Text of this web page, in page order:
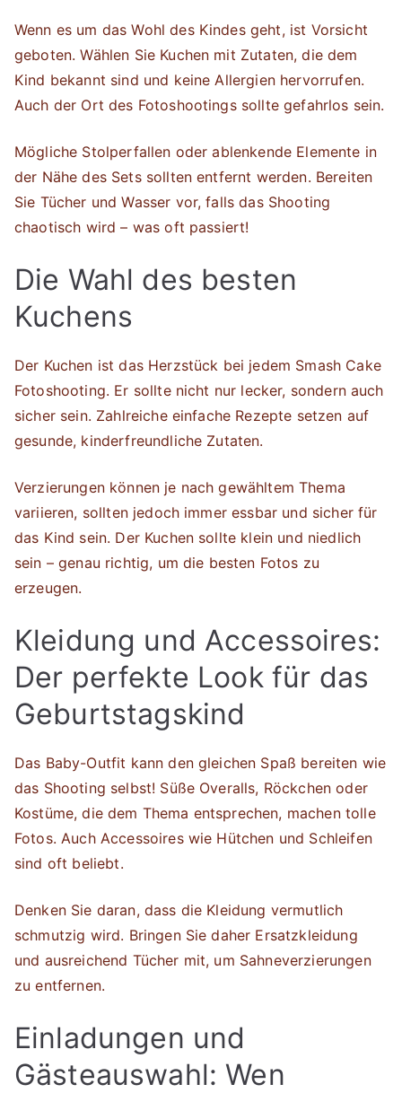
Wenn es um das Wohl des Kindes geht, ist Vorsicht
geboten. Wählen Sie Kuchen mit Zutaten, die dem
Kind bekannt sind und keine Allergien hervorrufen.
Auch der Ort des Fotoshootings sollte gefahrlos sein.
Mögliche Stolperfallen oder ablenkende Elemente in
der Nähe des Sets sollten entfernt werden. Bereiten
Sie Tücher und Wasser vor, falls das Shooting
chaotisch wird – was oft passiert!
Die Wahl des besten
Kuchens
Der Kuchen ist das Herzstück bei jedem Smash Cake
Fotoshooting. Er sollte nicht nur lecker, sondern auch
sicher sein. Zahlreiche einfache Rezepte setzen auf
gesunde, kinderfreundliche Zutaten.
Verzierungen können je nach gewähltem Thema
variieren, sollten jedoch immer essbar und sicher für
das Kind sein. Der Kuchen sollte klein und niedlich
sein – genau richtig, um die besten Fotos zu
erzeugen.
Kleidung und Accessoires:
Der perfekte Look für das
Geburtstagskind
Das Baby-Outfit kann den gleichen Spaß bereiten wie
das Shooting selbst! Süße Overalls, Röckchen oder
Kostüme, die dem Thema entsprechen, machen tolle
Fotos. Auch Accessoires wie Hütchen und Schleifen
sind oft beliebt.
Denken Sie daran, dass die Kleidung vermutlich
schmutzig wird. Bringen Sie daher Ersatzkleidung
und ausreichend Tücher mit, um Sahneverzierungen
zu entfernen.
Einladungen und
Gästeauswahl: Wen